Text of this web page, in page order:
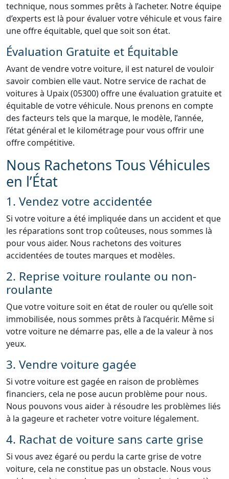
technique, nous sommes prêts à l’acheter. Notre équipe
d’experts est là pour évaluer votre véhicule et vous faire
une offre équitable, quel que soit son état.
Évaluation Gratuite et Équitable
Avant de vendre votre voiture, il est naturel de vouloir
savoir combien elle vaut. Notre service de rachat de
voitures à Upaix (05300) offre une évaluation gratuite et
équitable de votre véhicule. Nous prenons en compte
des facteurs tels que la marque, le modèle, l’année,
l’état général et le kilométrage pour vous offrir une
offre compétitive.
Nous Rachetons Tous Véhicules
en l’État
1. Vendez votre accidentée
Si votre voiture a été impliquée dans un accident et que
les réparations sont trop coûteuses, nous sommes là
pour vous aider. Nous rachetons des voitures
accidentées de toutes marques et modèles.
2. Reprise voiture roulante ou non-
roulante
Que votre voiture soit en état de rouler ou qu’elle soit
immobilisée, nous sommes prêts à l’acquérir. Même si
votre voiture ne démarre pas, elle a de la valeur à nos
yeux.
3. Vendre voiture gagée
Si votre voiture est gagée en raison de problèmes
financiers, cela ne pose aucun problème pour nous.
Nous pouvons vous aider à résoudre les problèmes liés
à la gageure et racheter votre voiture légalement.
4. Rachat de voiture sans carte grise
Si vous avez égaré ou perdu la carte grise de votre
voiture, cela ne constitue pas un obstacle. Nous vous